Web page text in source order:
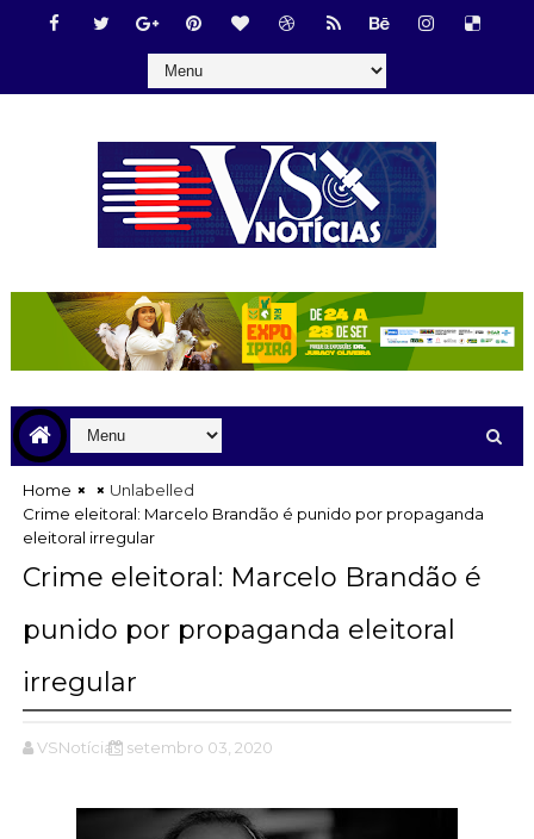
Home
Unlabelled
Crime eleitoral: Marcelo Brandão é punido por propaganda
eleitoral irregular
Crime eleitoral: Marcelo Brandão é
punido por propaganda eleitoral
irregular
VSNotícias setembro 03, 2020